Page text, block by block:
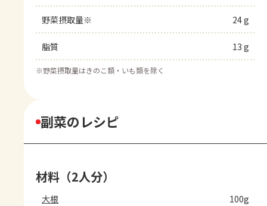
野菜摂取量※ 24 g
脂質 13 g
※野菜摂取量はきのこ類・いも類を除く
副菜のレシピ
材料（2人分）
大根 100g